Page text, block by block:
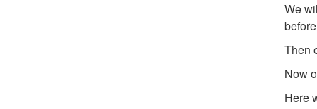
We
Then
Now
Here